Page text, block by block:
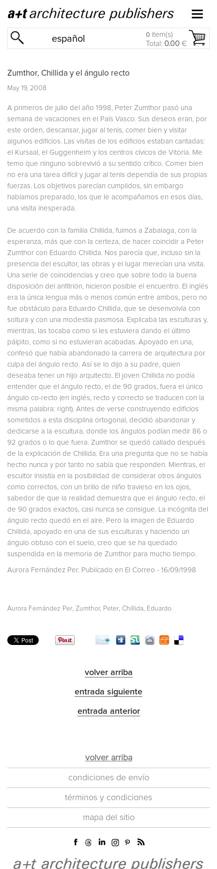
español 0 item(s)
Total: 0.00 €
Zumthor, Chillida y el ángulo recto
May 19, 2008
A primeros de julio del año 1998, Peter Zumthor pasó una
semana de vacaciones en el País Vasco. Sus deseos eran, por
este orden, descansar, jugar al tenis, comer bien y visitar
algunos edificios. Las visitas de los edificios estaban cantadas:
el Kursaal, el Guggenheim y los centros cívicos de Vitoria. Me
temo que ninguno sobrevivió a su sentido crítico. Comer bien
no era una tarea difícil y jugar al tenis dependía de sus propias
fuerzas. Los objetivos parecían cumplidos, sin embargo
habíamos preparado, los que le acompañamos en esos días,
una visita inesperada.
De acuerdo con la familia Chillida, fuimos a Zabalaga, con la
esperanza, más que con la certeza, de hacer coincidir a Peter
Zumthor con Eduardo Chillida. Nos parecía que, incluso sin la
presencia del escultor, las obras y el lugar merecían una visita.
Una serie de coincidencias y creo que sobre todo la buena
disposición del anfitrión, hicieron posible el encuentro. El inglés
era la única lengua más o menos común entre ambos, pero no
fue obstáculo para Eduardo Chillida, que se desenvolvía con
soltura y con una modestia pasmosa. Explicaba las esculturas y,
mientras, las tocaba como si les estuviera dando el último
pálpito, como si no estuvieran acabadas. Apoyado en una,
confesó que había abandonado la carrera de arquitectura por
culpa del ángulo recto. Así se lo dijo a su padre, quien
deseaba tener un hijo arquitecto. El joven Chillida no podía
entender que el ángulo recto, el de 90 grados, fuera el único
ángulo co-recto (en inglés, recto y correcto se traducen con la
misma palabra: right). Antes de verse construyendo edificios
sometidos a esta disciplina ortogonal, decidió abandonar y
dedicarse a la escultura, donde los ángulos podían medir 86 o
92 grados o lo que fuera. Zumthor se quedó callado después
de la explicación de Chillida. Era una pregunta que no se había
hecho nunca y por tanto no sabía que responden. Mientras, el
escultor insistía en la posibilidad de considerar otros ángulos
como correctos, con un brillo de niño travieso en los ojos,
sabedor de que la realidad demuestra que el ángulo recto, el
de 90 grados exactos, casi nunca se consigue. La incógnita del
ángulo recto quedó en el aire. Pero la imagen de Eduardo
Chillida, apoyado en una de sus esculturas y haciendo un
ángulo obtuso con el suelo, creo que se ha quedado
suspendida en la memoria de Zumthor para mucho tiempo.
Aurora Fernández Per. Publicado en El Correo - 16/09/1998
Aurora Fernández Per Zumthor, Peter Chillida, Eduardo
volver arriba
entrada siguiente
entrada anterior
volver arriba
condiciones de envío
términos y condiciones
mapa del sitio